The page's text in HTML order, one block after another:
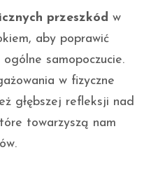
przeszkód w
aby poprawić
samopoczucie.
w fizyczne
głębszej refleksji nad
towarzyszą nam